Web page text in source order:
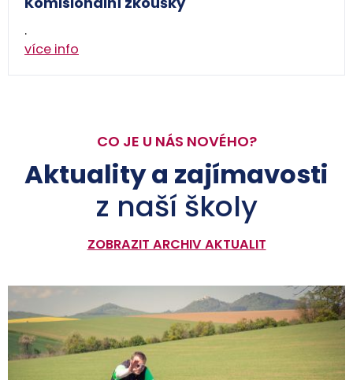
.
více info
CO JE U NÁS NOVÉHO?
Aktuality a zajímavosti
z naší školy
ZOBRAZIT ARCHIV AKTUALIT